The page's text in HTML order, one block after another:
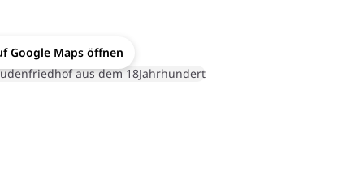
Google Maps öffnen